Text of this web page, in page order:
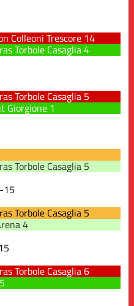
Colleoni Trescore 14
Torbole Casaglia4
Torbole Casaglia 5
Giorgione 1
Torbole Casaglia 5
-15
Torbole Casaglia 5
4
15
Torbole Casaglia6
5